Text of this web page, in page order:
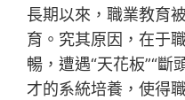
長期以來，職業教育
育。究其原因，在于
暢，遭遇“天花板”“斷
才的系統培養，使得